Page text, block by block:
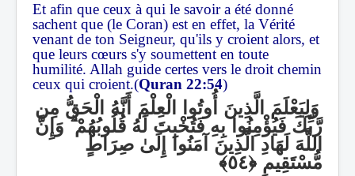
Et afin que ceux à qui le savoir a été donné
sachent que (le Coran) est en effet, la Vérité
venant de ton Seigneur, qu'ils y croient alors, et
que leurs cœurs s'y soumettent en toute
humilité. Allah guide certes vers le droit chemin
ceux qui croient.(Quran 22:54)
وَلِيَعْلَمَ الَّذِينَ أُوتُوا الْعِلْمَ أَنَّهُ الْحَقُّ مِن
رَّبِّكَ فَيُؤْمِنُوا بِهِ فَتُخْبِتَ لَهُ قُلُوبُهُمْۗوَإِنَّ
اللَّهَ لَهَادِ الَّذِينَ آمَنُوا إِلَىٰ صِرَاطٍ
مُّسْتَقِيمٍ